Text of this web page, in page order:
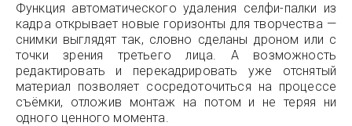
Функция автоматического удаления селфи-палки из
кадра открывает новые горизонты для творчества —
снимки выглядят так, словно сделаны дроном или с
точки зрения третьего лица. А возможность
редактировать и перекадрировать уже отснятый
материал позволяет сосредоточиться на процессе
съёмки, отложив монтаж на потом и не теряя ни
одного ценного момента.